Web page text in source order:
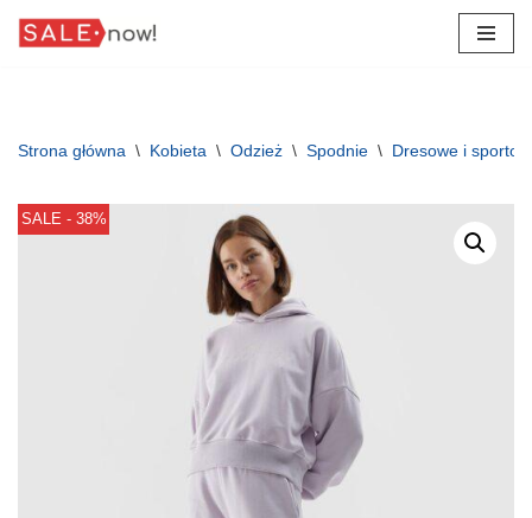
Strona główna \ Kobieta \ Odzież \ Spodnie \ Dresowe i
SALE - 38%